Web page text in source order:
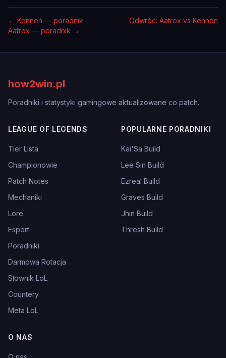
← Kennen — poradnik
Odwróć: Aatrox vs Kennen
Aatrox — poradnik →
how2win.pl
Poradniki i statystyki gamingowe aktualizowane co patch.
LEAGUE OF LEGENDS
Tier Lista
Championowie
Patch Notes
Mechaniki
Lore
Esport
Poradniki
Darmowa Rotacja
Słownik LoL
Countery
Meta LoL
POPULARNE PORADNIKI
Kai'Sa Build
Lee Sin Build
Ezreal Build
Graves Build
Jhin Build
Thresh Build
O NAS